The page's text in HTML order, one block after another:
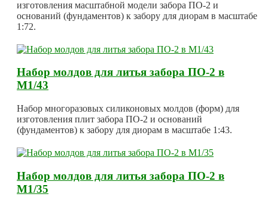
изготовления масштабной модели забора ПО-2 и
оснований (фундаментов) к забору для диорам в масштабе
1:72.
Набор молдов для литья забора ПО-2 в
М1/43
Набор многоразовых силиконовых молдов (форм) для
изготовления плит забора ПО-2 и оснований
(фундаментов) к забору для диорам в масштабе 1:43.
Набор молдов для литья забора ПО-2 в
М1/35